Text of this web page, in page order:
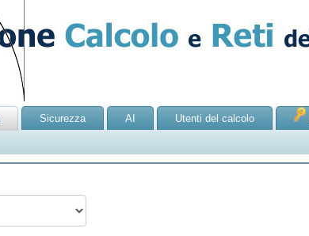
Sicurezza AI Utenti del calcolo